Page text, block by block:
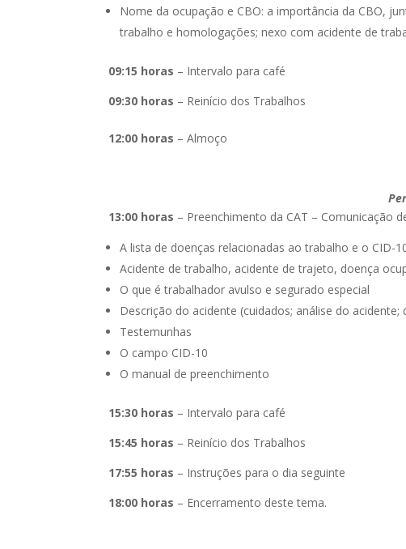
­Nome da ocupação e CBO: a importância da CBO,
trabalho e homologações; nexo com acidente de
09:15 horas – Intervalo para café
09:30 horas – Reinício dos Trabalhos
12:00 horas – Almoço
13:00 horas – Preenchimento da CAT – Comunicação
A lista de doenças relacionadas ao trabalho e o CID-
­Acidente de trabalho, acidente de trajeto, doença
­O que é trabalhador avulso e segurado especial
­Descrição do acidente (cuidados; análise do acidente;
­Testemunhas
­O campo CID-10
­O manual de preenchimento
15:30 horas – Intervalo para café
15:45 horas – Reinício dos Trabalhos
17:55 horas – Instruções para o dia seguinte
18:00 horas – Encerramento deste tema.